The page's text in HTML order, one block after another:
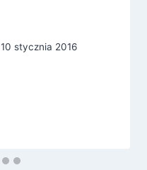
10 stycznia 2016